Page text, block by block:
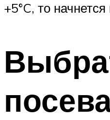
+5°C, то